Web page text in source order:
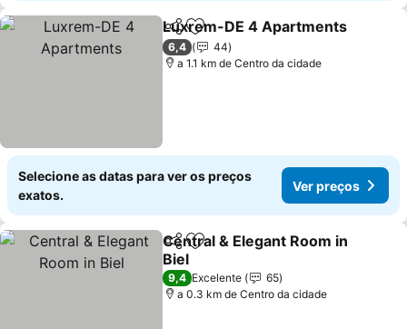
PartilharAdicionar aos favoritos
Luxrem-DE 4 Apartments
6,4
44
a 1.1 km de Centro da cidade
Selecione as datas para ver os preços
exatos.
Ver preços
PartilharAdicionar aos favoritos
Central & Elegant Room in
Biel
9,4 Excelente
65
a 0.3 km de Centro da cidade